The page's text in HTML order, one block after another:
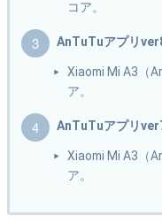
コア。
AnTuTuアプリ
Xiaomi Mi A3（
ア。
AnTuTuアプリ
Xiaomi Mi A3（
ア。